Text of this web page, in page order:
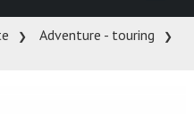
Adventure - touring